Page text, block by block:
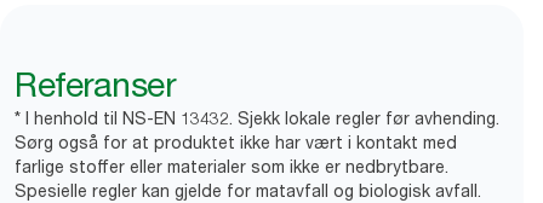
Referanser
* I henhold til NS-EN 13432. Sjekk lokale regler før avhending.
Sørg også for at produktet ikke har vært i kontakt med
farlige stoffer eller materialer som ikke er nedbrytbare.
Spesielle regler kan gjelde for matavfall og biologisk avfall.